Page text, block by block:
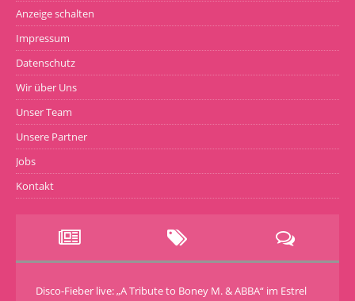
Anzeige schalten
Impressum
Datenschutz
Wir über Uns
Unser Team
Unsere Partner
Jobs
Kontakt
Disco-Fieber live: „A Tribute to Boney M. & ABBA“ im Estrel